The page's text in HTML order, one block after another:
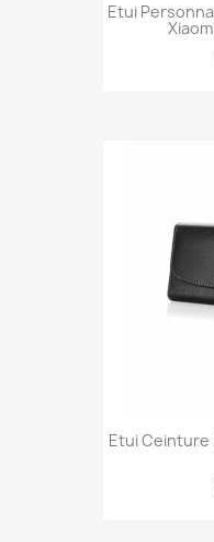
Etui
Etui Ceinture